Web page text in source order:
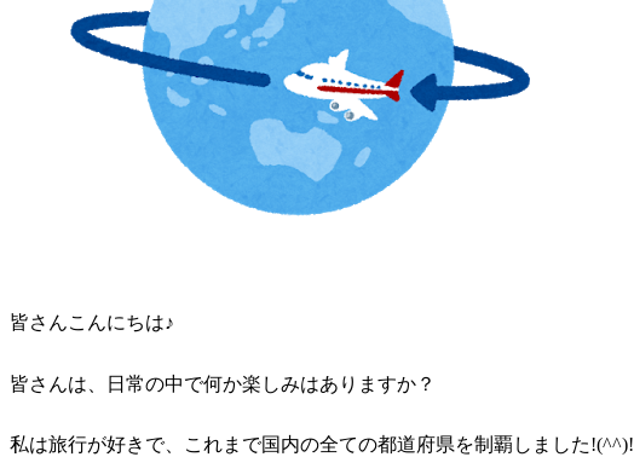
皆さんこんにちは♪
皆さんは、日常の中で何か楽しみはありますか？
私は旅行が好きで、これまで国内の全ての都道府県を制覇しました!(^^)!